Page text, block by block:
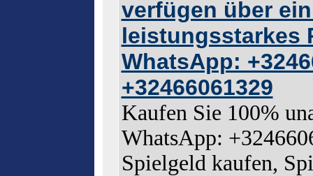
verfügen über
leistungsstarkes
WhatsApp:
+32466061329
Kaufen Sie 100%
WhatsApp:
Spielgeld kaufen,